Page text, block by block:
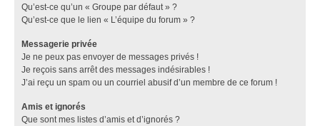
Qu’est-ce qu’un « Groupe par défaut » ?
Qu’est-ce que le lien « L’équipe du forum » ?
Messagerie privée
Je ne peux pas envoyer de messages privés !
Je reçois sans arrêt des messages indésirables !
J’ai reçu un spam ou un courriel abusif d’un membre de ce forum !
Amis et ignorés
Que sont mes listes d’amis et d’ignorés ?